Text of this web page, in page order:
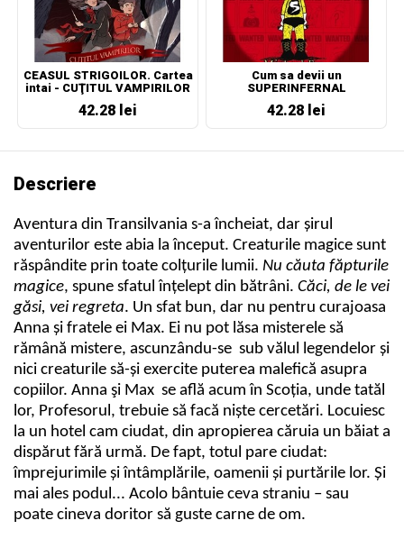
CEASUL STRIGOILOR. Cartea
intai - CUŢITUL VAMPIRILOR
42.28 lei
Cum sa devii un
SUPERINFERNAL
42.28 lei
Descriere
Aventura din Transilvania s-a încheiat, dar șirul
aventurilor este abia la început. Creaturile magice sunt
răspândite prin toate colțurile lumii. Nu căuta făpturile
magice, spune sfatul înțelept din bătrâni. Căci, de le vei
găsi, vei regreta. Un sfat bun, dar nu pentru curajoasa
Anna și fratele ei Max. Ei nu pot lăsa misterele să
rămână mistere, ascunzându-se sub vălul legendelor și
nici creaturile să-și exercite puterea malefică asupra
copiilor. Anna şi Max se află acum în Scoția, unde tatăl
lor, Profesorul, trebuie să facă niște cercetări. Locuiesc
la un hotel cam ciudat, din apropierea căruia un băiat a
dispărut fără urmă. De fapt, totul pare ciudat:
împrejurimile și întâmplările, oamenii și purtările lor. Și
mai ales podul... Acolo bântuie ceva straniu – sau
poate cineva doritor să guste carne de om.